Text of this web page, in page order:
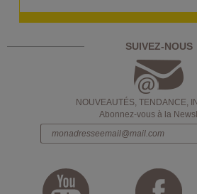
SUIVEZ-NOUS
NOUVEAUTÉS, TENDANCE,
Abonnez-vous à la